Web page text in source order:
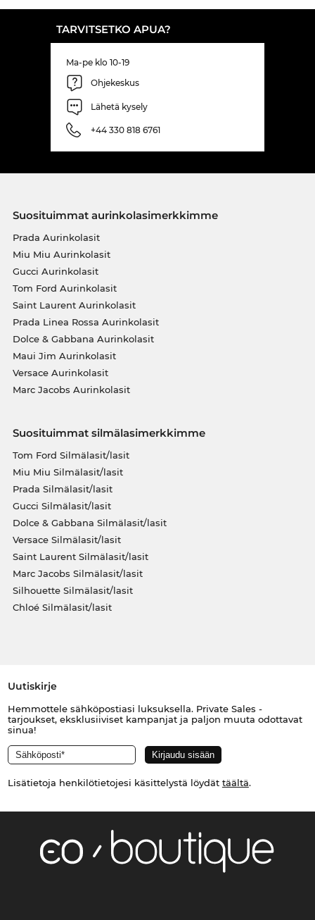
TARVITSETKO APUA?
Ma-pe klo 10-19
Ohjekeskus
Lähetä kysely
+44 330 818 6761
Suosituimmat aurinkolasimerkkimme
Prada Aurinkolasit
Miu Miu Aurinkolasit
Gucci Aurinkolasit
Tom Ford Aurinkolasit
Saint Laurent Aurinkolasit
Prada Linea Rossa Aurinkolasit
Dolce & Gabbana Aurinkolasit
Maui Jim Aurinkolasit
Versace Aurinkolasit
Marc Jacobs Aurinkolasit
Suosituimmat silmälasimerkkimme
Tom Ford Silmälasit/lasit
Miu Miu Silmälasit/lasit
Prada Silmälasit/lasit
Gucci Silmälasit/lasit
Dolce & Gabbana Silmälasit/lasit
Versace Silmälasit/lasit
Saint Laurent Silmälasit/lasit
Marc Jacobs Silmälasit/lasit
Silhouette Silmälasit/lasit
Chloé Silmälasit/lasit
Uutiskirje
Hemmottele sähköpostiasi luksuksella. Private Sales -
tarjoukset, eksklusiiviset kampanjat ja paljon muuta odottavat
sinua!
Lisätietoja henkilötietojesi käsittelystä löydät täältä.